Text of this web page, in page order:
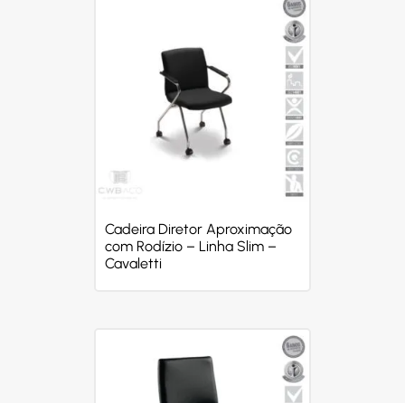
Cadeira Diretor Aproximação
com Rodízio – Linha Slim –
Cavaletti